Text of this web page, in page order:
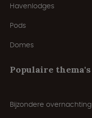
Havenlodges
Pods
Domes
Populaire thema's
Bijzondere overnachting